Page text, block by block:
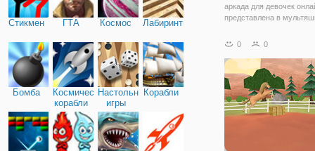
Стикмен ГТА Космос Лабиринты
Бомба
Космические
корабли
Настольные
игры
Корабли
аркада для девочек
представлена в
аркаде два этапа - на
мамы и папы медведя.
поработать
0 0